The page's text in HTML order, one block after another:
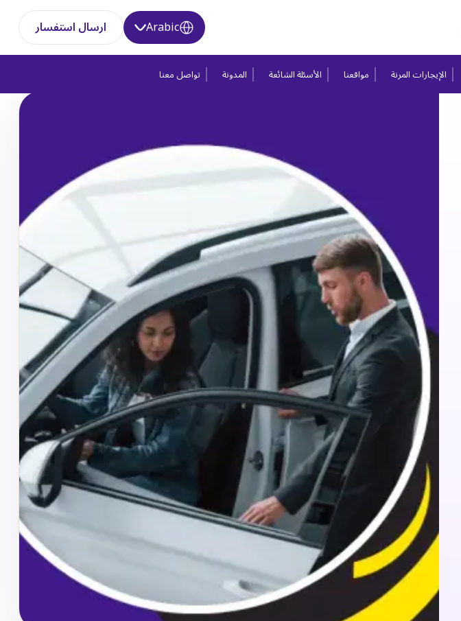
Arabic ارسال استفسار
الإيجارات المرنة مواقعنا الأسئلة الشائعة المدونة تواصل معنا